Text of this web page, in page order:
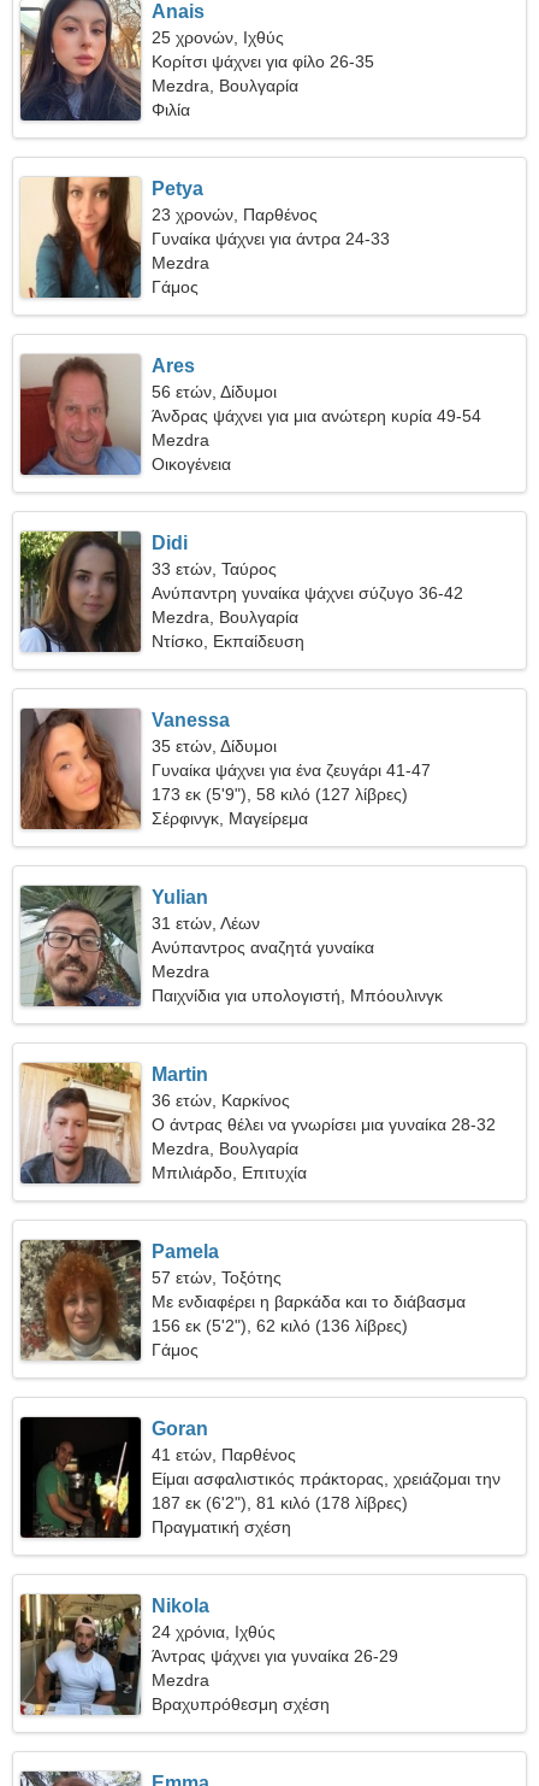
Anais
25 χρονών, Ιχθύς
Κορίτσι ψάχνει για φίλο 26-35
Mezdra, Βουλγαρία
Φιλία
Petya
23 χρονών, Παρθένος
Γυναίκα ψάχνει για άντρα 24-33
Mezdra
Γάμος
Ares
56 ετών, Δίδυμοι
Άνδρας ψάχνει για μια ανώτερη κυρία 49-54
Mezdra
Οικογένεια
Didi
33 ετών, Ταύρος
Ανύπαντρη γυναίκα ψάχνει σύζυγο 36-42
Mezdra, Βουλγαρία
Ντίσκο, Εκπαίδευση
Vanessa
35 ετών, Δίδυμοι
Γυναίκα ψάχνει για ένα ζευγάρι 41-47
173 εκ (5'9"), 58 κιλό (127 λίβρες)
Σέρφινγκ, Μαγείρεμα
Yulian
31 ετών, Λέων
Ανύπαντρος αναζητά γυναίκα
Mezdra
Παιχνίδια για υπολογιστή, Μπόουλινγκ
Martin
36 ετών, Καρκίνος
Ο άντρας θέλει να γνωρίσει μια γυναίκα 28-32
Mezdra, Βουλγαρία
Μπιλιάρδο, Επιτυχία
Pamela
57 ετών, Τοξότης
Με ενδιαφέρει η βαρκάδα και το διάβασμα
156 εκ (5'2"), 62 κιλό (136 λίβρες)
Γάμος
Goran
41 ετών, Παρθένος
Είμαι ασφαλιστικός πράκτορας, χρειάζομαι την
τέλεια γυναίκα
187 εκ (6'2"), 81 κιλό (178 λίβρες)
Πραγματική σχέση
Nikola
24 χρόνια, Ιχθύς
Άντρας ψάχνει για γυναίκα 26-29
Mezdra
Βραχυπρόθεσμη σχέση